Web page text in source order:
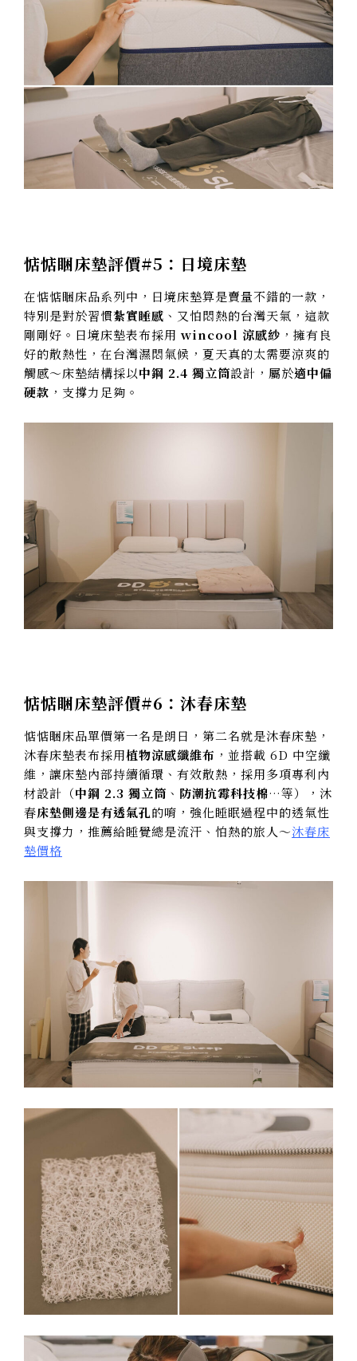
惦惦睏床墊評價#5：日境床墊
在惦惦睏床品系列中，日境床墊算是賣量不錯的一款，
特別是對於習慣紮實睡感 、又怕悶熱的台灣天氣，這款
剛剛好。日境床墊表布採用 wincool 涼感紗 ，擁有良
好的散熱性，在台灣濕悶氣候，夏天真的太需要涼爽的
觸感～床墊結構採以中鋼 2.4 獨立筒設計，屬於適中偏
硬款 ，支撐力足夠。
惦惦睏床墊評價#6：沐春床墊
惦惦睏床品單價第一名是朗日，第二名就是沐春床墊，
沐春床墊表布採用植物涼感纖維布 ，並搭載 6D 中空纖
維，讓床墊內部持續循環、有效散熱，採用多項專利內
材設計（中鋼 2.3 獨立筒 、 防潮抗霉科技棉…等），沐
春床墊側邊是有透氣孔的唷，強化睡眠過程中的透氣性
與支撐力，推薦給睡覺總是流汗、怕熱的旅人～沐春床
墊價格